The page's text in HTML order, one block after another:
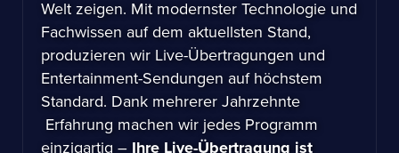
Welt zeigen. Mit modernster Technologie und
Fachwissen auf dem aktuellsten Stand,
produzieren wir Live-Übertragungen und
Entertainment-Sendungen auf höchstem
Standard. Dank mehrerer Jahrzehnte
Erfahrung machen wir jedes Programm
einzigartig – Ihre Live-Übertragung ist